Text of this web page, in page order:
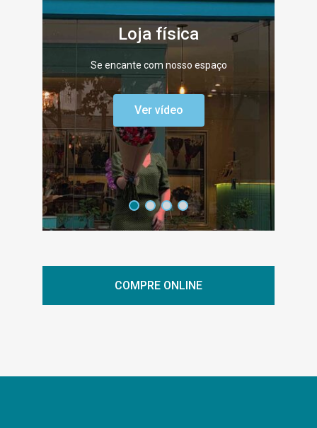
Loja física
Se encante com nosso espaço
Ver vídeo
COMPRE ONLINE